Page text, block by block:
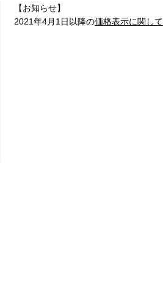
【お知らせ】
2021年4月1日以降の価格表示に関して